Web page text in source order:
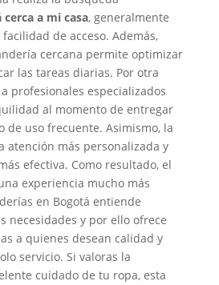
a mi casa, generalmente
de acceso. Además,
cercana permite optimizar
las tareas diarias. Por otra
profesionales especializados
al momento de entregar
de uso frecuente. Asimismo, la
atención más personalizada y
efectiva. Como resultado, el
experiencia mucho más
en Bogotá entiende
necesidades y por ello ofrece
a quienes desean calidad y
servicio. Si valoras la
cuidado de tu ropa, esta